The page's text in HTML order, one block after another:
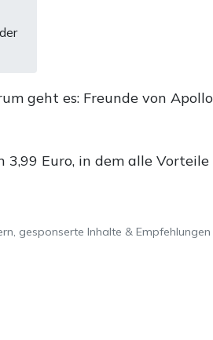
geht es: Freunde von
3,99 Euro, in dem alle
gesponserte Inhalte & Empfehlungen